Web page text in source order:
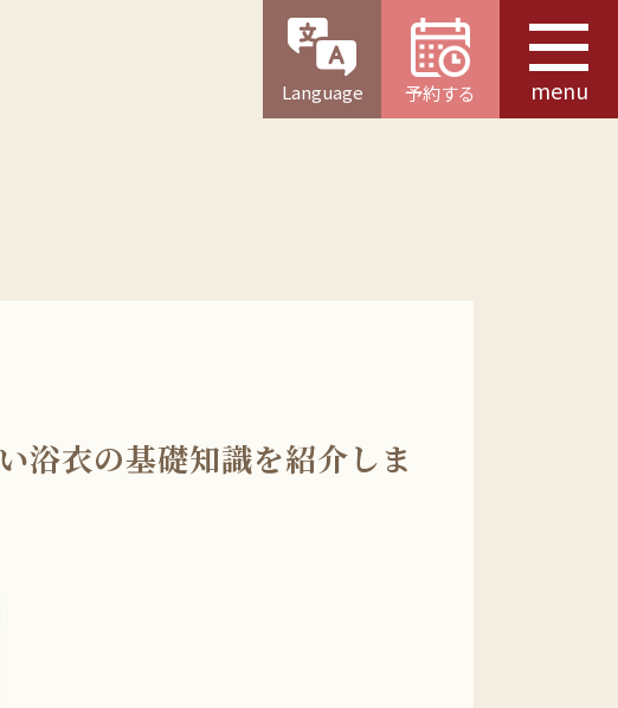
Language 予約する menu
浴衣の基礎知識を紹介しま